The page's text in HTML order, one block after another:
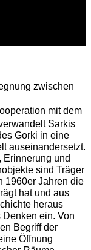
zwischen
mit dem
Sarkis
Gorki in eine
auseinandersetzt.
Erinnerung und
sind Träger
1960er Jahren die
hat und aus
heraus
ein. Von
Begriff der
Öffnung